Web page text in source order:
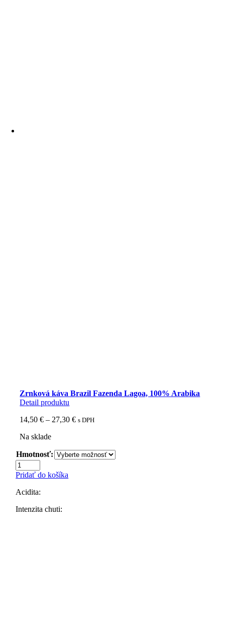
Zrnková káva Brazil Fazenda Lagoa, 100% Arabika
Detail produktu
14,50€ – 27,30€Price
27,30 €
s DPH
Na sklade
Hmotnosť:
množstvo
Zrnková
Brazil
Lagoa,
Pridať do košíka
Acidita:
Intenzita chuti: